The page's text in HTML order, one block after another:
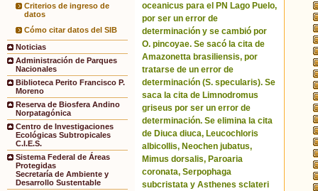
Criterios de ingreso de
datos
Cómo citar datos del SIB
Noticias
Administración de Parques
Nacionales
Biblioteca Perito Francisco P.
Moreno
Reserva de Biosfera Andino
Norpatagónica
Centro de Investigaciones
Ecológicas Subtropicales
C.I.E.S.
Sistema Federal de Áreas
Protegidas
Secretaría de Ambiente y
Desarrollo Sustentable
oceanicus para el PN Lago Puelo,
por ser un error de
determinación y se cambió por
O. pincoyae. Se sacó la cita de
Amazonetta brasiliensis, por
tratarse de un error de
determinación (S. specularis). Se
saca la cita de Limnodromus
griseus por ser un error de
determinación. Se elimina la cita
de Diuca diuca, Leucochloris
albicollis, Neochen jubatus,
Mimus dorsalis, Paroaria
coronata, Serpophaga
subcristata y Asthenes sclateri